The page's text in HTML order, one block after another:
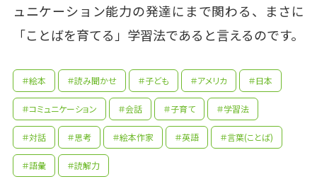
ュニケーション能力の発達にまで関わる、まさに
「ことばを育てる」学習法であると言えるのです。
＃絵本 ＃読み聞かせ ＃子ども ＃アメリカ ＃日本
＃コミュニケーション ＃会話 ＃子育て ＃学習法
＃対話 ＃思考 ＃絵本作家 ＃英語 ＃言葉(ことば)
＃語彙 ＃読解力